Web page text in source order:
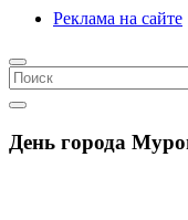
Реклама на сайте
День города